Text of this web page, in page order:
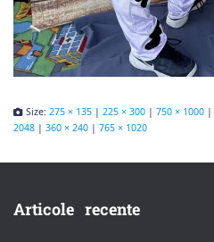
Size: 275 × 135 | 225 × 300 | 750 × 1000 |
2048 | 360 × 240 | 765 × 1020
Articole recente